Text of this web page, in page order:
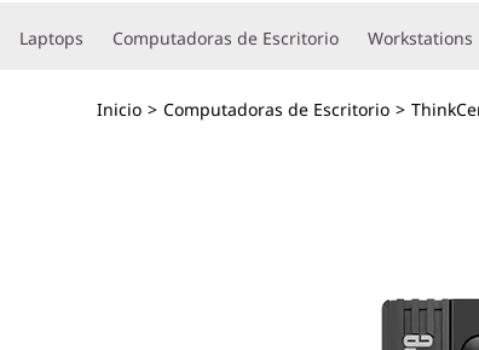
kc
Laptops Computadoras de Escritorio Workstations
Inicio > Computadoras de Escritorio >